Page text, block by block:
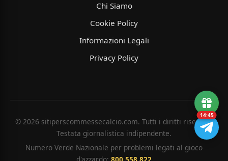
Chi Siamo
Cookie Policy
Informazioni Legali
Privacy Policy
© 2026 sitiperscommessecalcio.com. Tutti i diritti riservati.
Testata giornalistica indipendente.
Numero Verde Nazionale per problemi legati al gioco
14:45